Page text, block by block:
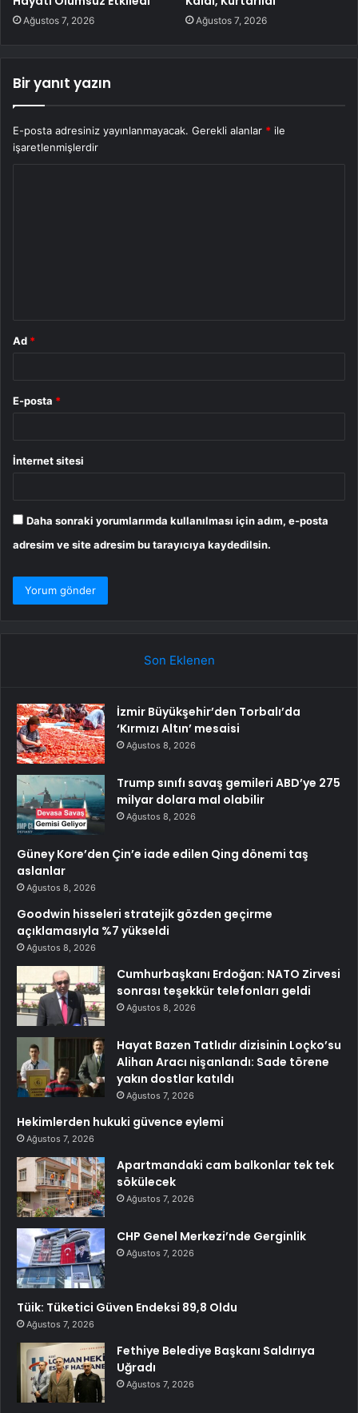
Ağustos 7, 2026 Ağustos 7, 2026
Bir yanıt yazın
E-posta adresiniz yayınlanmayacak. Gerekli alanlar * ile
işaretlenmişlerdir
Ad *
E-posta *
İnternet sitesi
Daha sonraki yorumlarımda kullanılması için adım, e-posta
adresim ve site adresim bu tarayıcıya kaydedilsin.
Son Eklenen
İzmir Büyükşehir’den Torbalı’da
‘Kırmızı Altın’ mesaisi
Ağustos 8, 2026
Trump sınıfı savaş gemileri ABD’ye 275
milyar dolara mal olabilir
Ağustos 8, 2026
Güney Kore’den Çin’e iade edilen Qing dönemi taş
aslanlar
Ağustos 8, 2026
Goodwin hisseleri stratejik gözden geçirme
açıklamasıyla %7 yükseldi
Ağustos 8, 2026
Cumhurbaşkanı Erdoğan: NATO Zirvesi
sonrası teşekkür telefonları geldi
Ağustos 8, 2026
Hayat Bazen Tatlıdır dizisinin Loçko’su
Alihan Aracı nişanlandı: Sade törene
yakın dostlar katıldı
Ağustos 7, 2026
Hekimlerden hukuki güvence eylemi
Ağustos 7, 2026
Apartmandaki cam balkonlar tek tek
sökülecek
Ağustos 7, 2026
CHP Genel Merkezi’nde Gerginlik
Ağustos 7, 2026
Tüik: Tüketici Güven Endeksi 89,8 Oldu
Ağustos 7, 2026
Fethiye Belediye Başkanı Saldırıya
Uğradı
Ağustos 7, 2026